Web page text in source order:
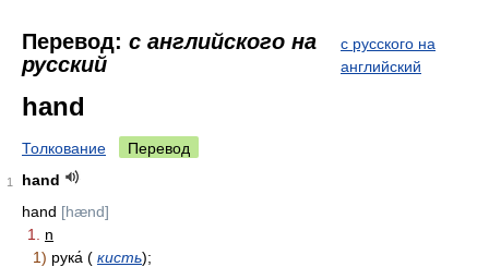
Перевод: с английского на
русский
с русского на
английский
hand
Толкование Перевод
1
hand
hand [hænd]
1.
n
1) рука́ ( кисть);